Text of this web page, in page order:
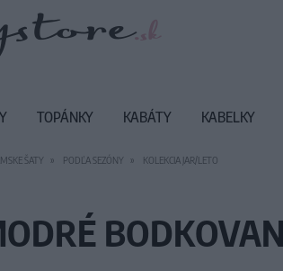
ŠATY PODĽA SEZÓNY KOLEKCIA JAR/LETO
TOPÁNKY KABÁTY KABELKY